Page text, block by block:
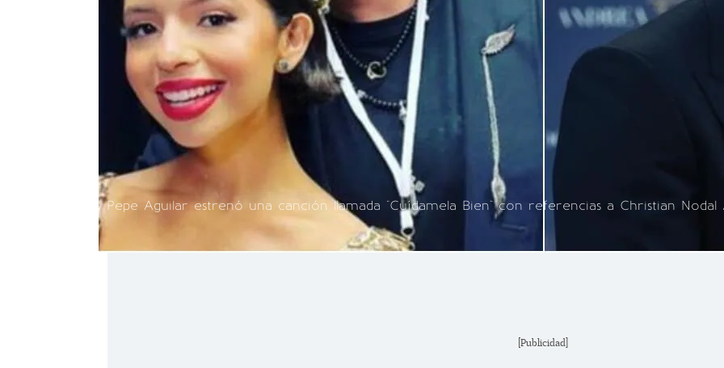
Pepe Aguilar estrenó una canción llamada "Cuídamela Bien" con referencias a Christian Nodal
[Publicidad]